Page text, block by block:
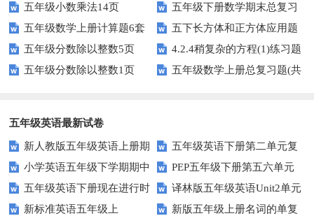
册期末素养测评卷（考试版A4
人教版）
五年级小数乘法14页
五年级下册数学期末总复习
题——选择题专项练习
五年级数学上册计算题6套
五下长方体和正方体应用题
专项训练
五年级分数除以整数5页
4.2.4稍复杂的方程(1)练习题
及答案
五年级分数除以整数1页
五年级数学上册总复习题(共
五年级英语最新试卷
新人教版五年级英语上册期
中词汇复习Unit1-Unit3
五年级英语下册第二单元复
习卷
小学英语五年级下学期期中
书写及单词识记测试卷
PEP五年级下册第五六单元
练习题
五年级英语下册现在进行时
练习题
译林版五年级英语Unit2单元
测试卷
新标准英语五年级上
新版五年级上册名词的单复